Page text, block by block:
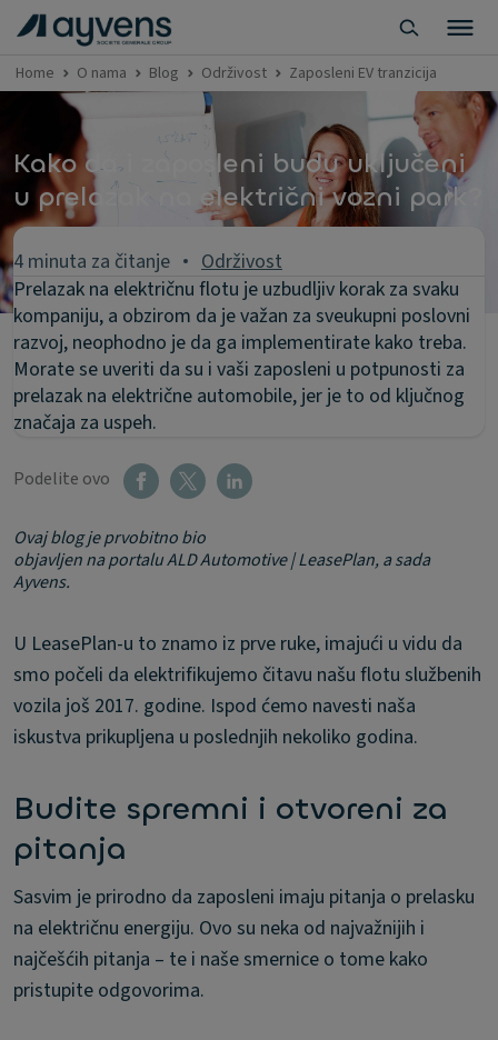
Home O nama Blog Održivost Zaposleni EV tranzicija
Kako da i zaposleni budu uključeni
u prelazak na električni vozni park?
4 minuta za čitanje
Održivost
Prelazak na električnu flotu je uzbudljiv korak za svaku
kompaniju, a obzirom da je važan za sveukupni poslovni
razvoj, neophodno je da ga implementirate kako treba.
Morate se uveriti da su i vaši zaposleni u potpunosti za
prelazak na električne automobile, jer je to od ključnog
značaja za uspeh.
Podelite ovo
Ovaj blog je prvobitno bio
objavljen na portalu ALD Automotive | LeasePlan, a sada
Ayvens.
U LeasePlan-u to znamo iz prve ruke, imajući u vidu da
smo počeli da elektrifikujemo čitavu našu flotu službenih
vozila još 2017. godine. Ispod ćemo navesti naša
iskustva prikupljena u poslednjih nekoliko godina.
Budite spremni i otvoreni za
pitanja
Sasvim je prirodno da zaposleni imaju pitanja o prelasku
na električnu energiju. Ovo su neka od najvažnijih i
najčešćih pitanja – te i naše smernice o tome kako
pristupite odgovorima.